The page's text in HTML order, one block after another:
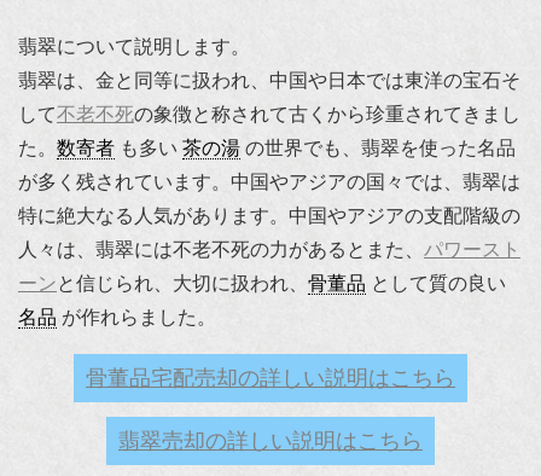
翡翠について説明します。
翡翠は、金と同等に扱われ、中国や日本では東洋の宝石そ
して不老不死の象徴と称されて古くから珍重されてきまし
た。 数寄者 も多い 茶の湯 の世界でも、翡翠を使った名品
が多く残されています。中国やアジアの国々では、翡翠は
特に絶大なる人気があります。中国やアジアの支配階級の
人々は、翡翠には不老不死の力があるとまた、 パワースト
ーンと信じられ、大切に扱われ、 骨董品 として質の良い
名品 が作れらました。
骨董品宅配売却の詳しい説明はこちら
翡翠売却の詳しい説明はこちら